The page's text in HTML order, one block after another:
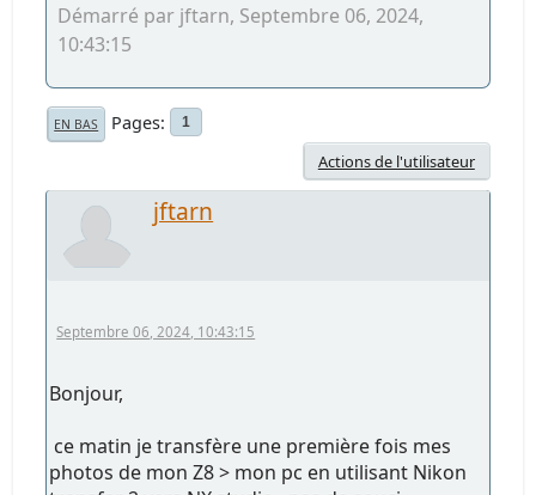
Démarré par jftarn, Septembre 06, 2024,
10:43:15
EN BAS Pages 1
Actions de l'utilisateur
jftarn
Septembre 06, 2024, 10:43:15
Bonjour,
ce matin je transfère une première fois mes
photos de mon Z8 > mon pc en utilisant Nikon